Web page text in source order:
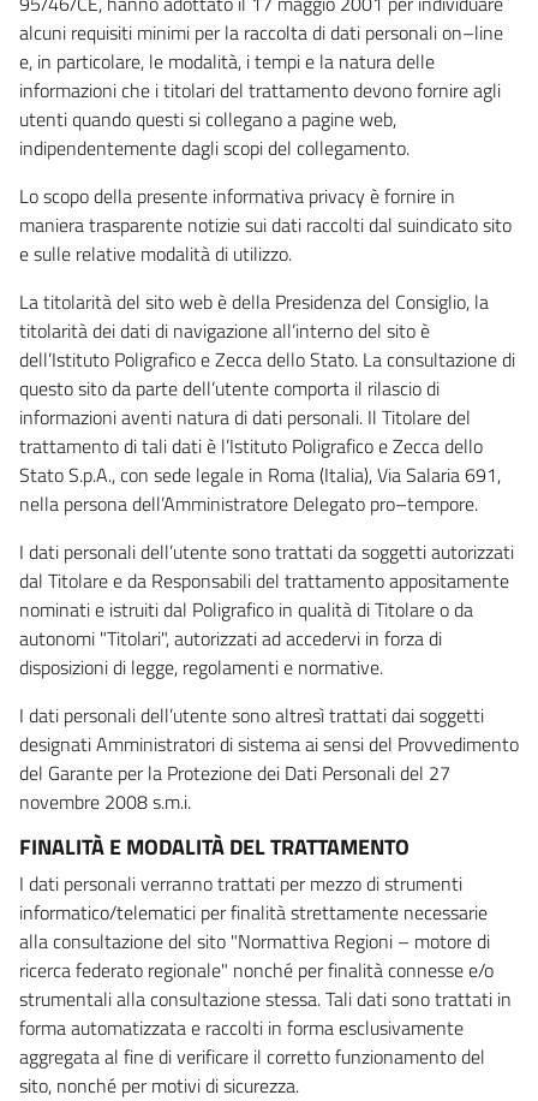
alcuni requisiti minimi per la raccolta di dati personali on–line
e, in particolare, le modalità, i tempi e la natura delle
informazioni che i titolari del trattamento devono fornire agli
utenti quando questi si collegano a pagine web,
indipendentemente dagli scopi del collegamento.
Lo scopo della presente informativa privacy è fornire in
maniera trasparente notizie sui dati raccolti dal suindicato sito
e sulle relative modalità di utilizzo.
La titolarità del sito web è della Presidenza del Consiglio, la
titolarità dei dati di navigazione all’interno del sito è
dell’Istituto Poligrafico e Zecca dello Stato. La consultazione di
questo sito da parte dell’utente comporta il rilascio di
informazioni aventi natura di dati personali. Il Titolare del
trattamento di tali dati è l’Istituto Poligrafico e Zecca dello
Stato S.p.A., con sede legale in Roma (Italia), Via Salaria 691,
nella persona dell’Amministratore Delegato pro–tempore.
I dati personali dell’utente sono trattati da soggetti autorizzati
dal Titolare e da Responsabili del trattamento appositamente
nominati e istruiti dal Poligrafico in qualità di Titolare o da
autonomi "Titolari", autorizzati ad accedervi in forza di
disposizioni di legge, regolamenti e normative.
I dati personali dell’utente sono altresì trattati dai soggetti
designati Amministratori di sistema ai sensi del Provvedimento
del Garante per la Protezione dei Dati Personali del 27
novembre 2008 s.m.i.
FINALITÀ E MODALITÀ DEL TRATTAMENTO
I dati personali verranno trattati per mezzo di strumenti
informatico/telematici per finalità strettamente necessarie
alla consultazione del sito "Normattiva Regioni – motore di
ricerca federato regionale" nonché per finalità connesse e/o
strumentali alla consultazione stessa. Tali dati sono trattati in
forma automatizzata e raccolti in forma esclusivamente
aggregata al fine di verificare il corretto funzionamento del
sito, nonché per motivi di sicurezza.